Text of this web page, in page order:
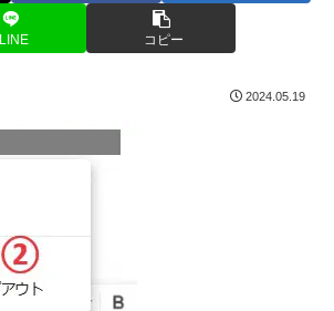
LINE コピー
2024.05.19